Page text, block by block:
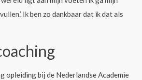
Ik ben zo dankbaar dat ik dat als
opleiding bij de Nederlandse Academie